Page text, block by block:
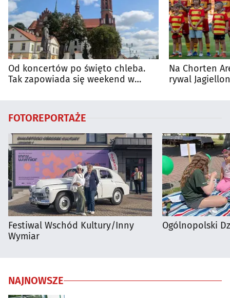
Od koncertów po święto chleba.
Tak zapowiada się weekend w
Na Chorten
rywal
FOTOREPORTAŻE
Festiwal Wschód Kultury/Inny
Wymiar
Ogólnopolski
NAJNOWSZE